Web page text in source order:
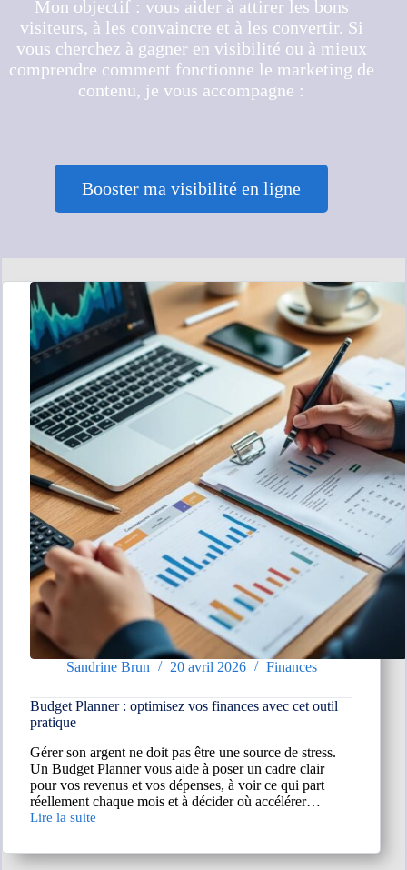
Mon objectif : vous aider à attirer les bons
visiteurs, à les convaincre et à les convertir. Si
vous cherchez à gagner en visibilité ou à mieux
comprendre comment fonctionne le marketing de
contenu, je vous accompagne :
Booster ma visibilité en ligne
Sandrine Brun 20 avril 2026 Finances
Budget Planner : optimisez vos finances avec cet outil
pratique
Gérer son argent ne doit pas être une source de stress.
Un Budget Planner vous aide à poser un cadre clair
pour vos revenus et vos dépenses, à voir ce qui part
réellement chaque mois et à décider où accélérer…
Lire la suite
Budget
optimisez